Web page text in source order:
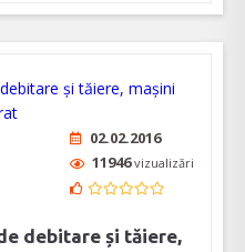
02.02.2016
11946vizualizări
debitare și tăiere,